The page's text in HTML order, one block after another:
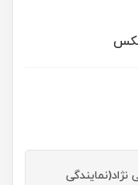
نژاد(نمایندگی